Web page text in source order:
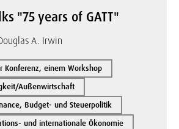
"75 years of GATT"
A. Irwin
Konferenz, einem Workshop
Außenwirtschaft
Budget- und Steuerpolitik
und internationale Ökonomie